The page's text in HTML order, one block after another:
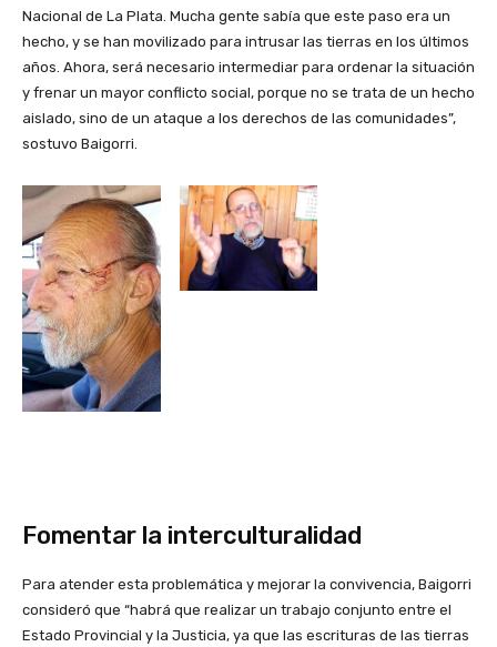
Nacional de La Plata. Mucha gente sabía que este paso era un
hecho, y se han movilizado para intrusar las tierras en los últimos
años. Ahora, será necesario intermediar para ordenar la situación
y frenar un mayor conflicto social, porque no se trata de un hecho
aislado, sino de un ataque a los derechos de las comunidades”,
sostuvo Baigorri.
Fomentar la interculturalidad
Para atender esta problemática y mejorar la convivencia, Baigorri
consideró que “habrá que realizar un trabajo conjunto entre el
Estado Provincial y la Justicia, ya que las escrituras de las tierras